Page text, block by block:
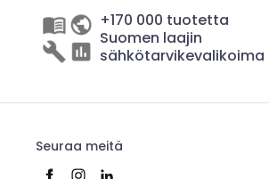
+170 000 tuotetta
Suomen laajin
sähkötarvikevalikoima
Seuraa meitä